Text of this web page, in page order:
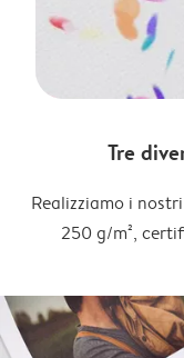
Tre
Realizziamo i
250 g/m²,